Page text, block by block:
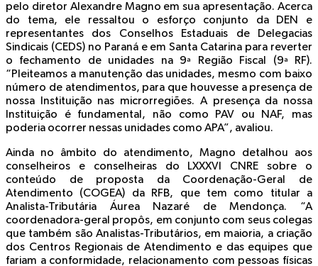
pelo diretor Alexandre Magno em sua apresentação. Acerca
do tema, ele ressaltou o esforço conjunto da DEN e
representantes dos Conselhos Estaduais de Delegacias
Sindicais (CEDS) no Paraná e em Santa Catarina para reverter
o fechamento de unidades na 9ª Região Fiscal (9ª RF).
“Pleiteamos a manutenção das unidades, mesmo com baixo
número de atendimentos, para que houvesse a presença de
nossa Instituição nas microrregiões. A presença da nossa
Instituição é fundamental, não como PAV ou NAF, mas
poderia ocorrer nessas unidades como APA”, avaliou.
Ainda no âmbito do atendimento, Magno detalhou aos
conselheiros e conselheiras do LXXXVI CNRE sobre o
conteúdo de proposta da Coordenação-Geral de
Atendimento (COGEA) da RFB, que tem como titular a
Analista-Tributária Áurea Nazaré de Mendonça. “A
coordenadora-geral propôs, em conjunto com seus colegas
que também são Analistas-Tributários, em maioria, a criação
dos Centros Regionais de Atendimento e das equipes que
fariam a conformidade, relacionamento com pessoas físicas